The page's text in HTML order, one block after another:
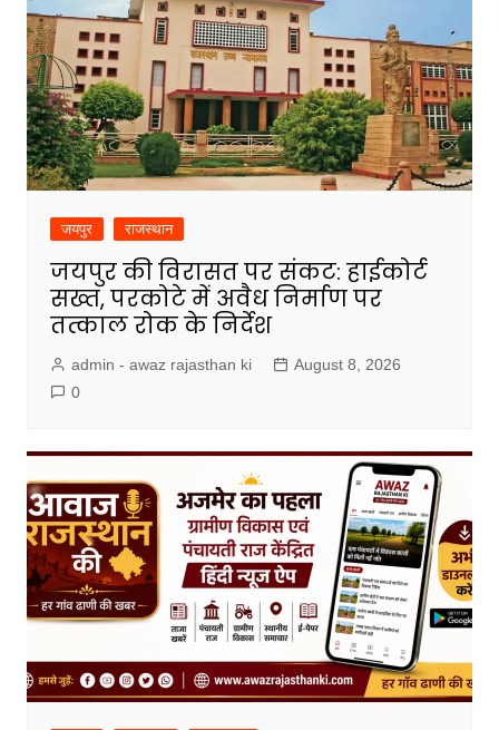
जयपुर राजस्थान
जयपुर की विरासत पर संकट: हाईकोर्ट
सख्त, परकोटे में अवैध निर्माण पर
तत्काल रोक के निर्देश
admin - awaz rajasthan ki
August 8, 2026
0